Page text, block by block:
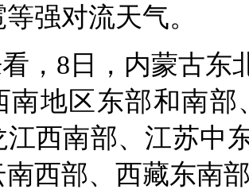
强对流天气。
，8日，内蒙古东
南地区东部和南
江西南部、江苏中
西部、西藏东南